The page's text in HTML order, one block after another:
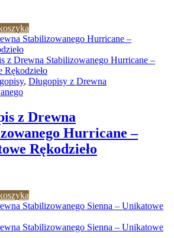
, Długopisy z Drewna
z Drewna
Hurricane –
Rękodzieło